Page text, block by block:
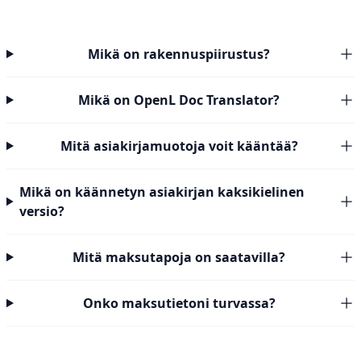
Mikä on rakennuspiirustus?
Mikä on OpenL Doc Translator?
Mitä asiakirjamuotoja voit kääntää?
Mikä on käännetyn asiakirjan kaksikielinen
versio?
Mitä maksutapoja on saatavilla?
Onko maksutietoni turvassa?